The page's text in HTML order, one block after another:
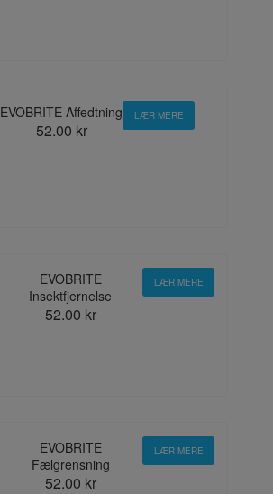
EVOBRITE Affedtning
52.00 kr
LÆR MERE
EVOBRITE
Insektfjernelse
52.00 kr
LÆR MERE
EVOBRITE
Fælgrensning
52.00 kr
LÆR MERE